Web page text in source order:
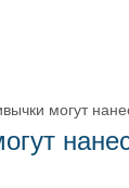
могут